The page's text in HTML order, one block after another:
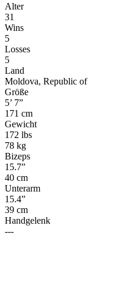
Alter
31
Wins
5
Losses
5
Land
Moldova, Republic of
Größe
5’ 7”
171 cm
Gewicht
172 lbs
78 kg
Bizeps
15.7”
40 cm
Unterarm
15.4”
39 cm
Handgelenk
---